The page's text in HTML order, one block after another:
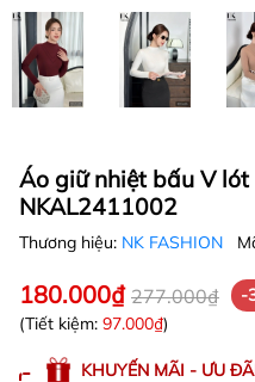
Áo giữ nhiệt bấu V
NKAL2411002
Thương hiệu: NK FASHION
180.000₫ 277.000₫
-
(Tiết kiệm: 97.000₫)
KHUYẾN MÃI - ƯU